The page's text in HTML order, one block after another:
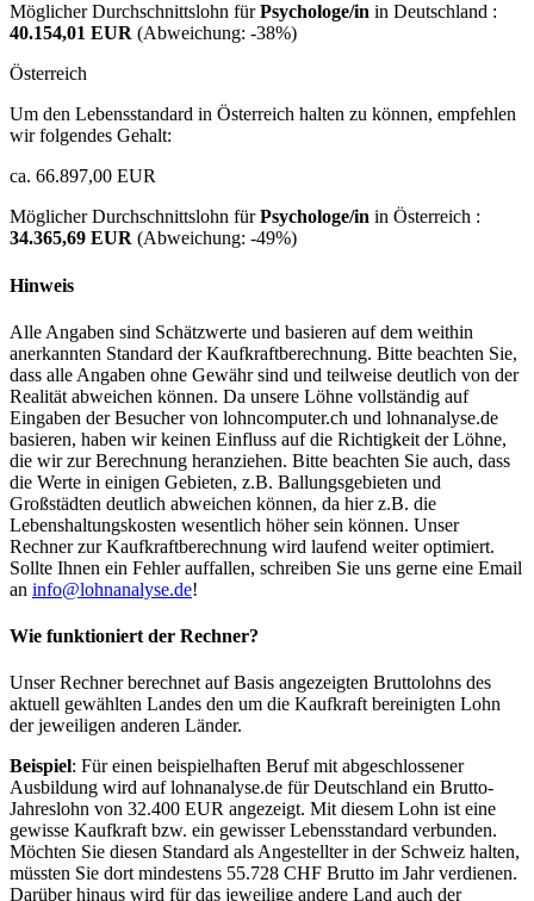
Möglicher Durchschnittslohn fürPsychologe/in in Deutschland :
40.154,01 EUR (Abweichung: -38%)
Österreich
Um den Lebensstandard in Österreich halten zu können, empfehlen
wir folgendes Gehalt:
ca. 66.897,00 EUR
Möglicher Durchschnittslohn fürPsychologe/in in Österreich :
34.365,69 EUR (Abweichung: -49%)
Hinweis
Alle Angaben sind Schätzwerte und basieren auf dem weithin
anerkannten Standard der Kaufkraftberechnung. Bitte beachten Sie,
dass alle Angaben ohne Gewähr sind und teilweise deutlich von der
Realität abweichen können. Da unsere Löhne vollständig auf
Eingaben der Besucher von lohncomputer.ch und lohnanalyse.de
basieren, haben wir keinen Einfluss auf die Richtigkeit der Löhne,
die wir zur Berechnung heranziehen. Bitte beachten Sie auch, dass
die Werte in einigen Gebieten, z.B. Ballungsgebieten und
Großstädten deutlich abweichen können, da hier z.B. die
Lebenshaltungskosten wesentlich höher sein können. Unser
Rechner zur Kaufkraftberechnung wird laufend weiter optimiert.
Sollte Ihnen ein Fehler auffallen, schreiben Sie uns gerne eine Email
an info@lohnanalyse.de!
Wie funktioniert der Rechner?
Unser Rechner berechnet auf Basis angezeigten Bruttolohns des
aktuell gewählten Landes den um die Kaufkraft bereinigten Lohn
der jeweiligen anderen Länder.
Beispiel: Für einen beispielhaften Beruf mit abgeschlossener
Ausbildung wird auf lohnanalyse.de für Deutschland ein Brutto-
Jahreslohn von 32.400 EUR angezeigt. Mit diesem Lohn ist eine
gewisse Kaufkraft bzw. ein gewisser Lebensstandard verbunden.
Möchten Sie diesen Standard als Angestellter in der Schweiz halten,
müssten Sie dort mindestens 55.728 CHF Brutto im Jahr verdienen.
Darüber hinaus wird für das jeweilige andere Land auch der